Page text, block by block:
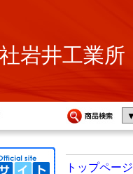
岩井工業所
トップページ